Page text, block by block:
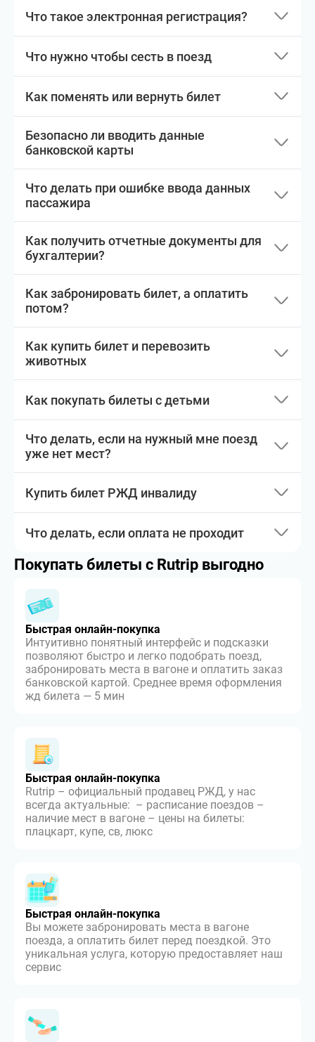
Что такое электронная регистрация?
Что нужно чтобы сесть в поезд
Как поменять или вернуть билет
Безопасно ли вводить данные
банковской карты
Что делать при ошибке ввода данных
пассажира
Как получить отчетные документы для
бухгалтерии?
Как забронировать билет, а оплатить
потом?
Как купить билет и перевозить
животных
Как покупать билеты с детьми
Что делать, если на нужный мне поезд
уже нет мест?
Купить билет РЖД инвалиду
Что делать, если оплата не проходит
Покупать билеты с Rutrip выгодно
Быстрая онлайн-покупка
Интуитивно понятный интерфейс и подсказки
позволяют быстро и легко подобрать поезд,
забронировать места в вагоне и оплатить заказ
банковской картой. Среднее время оформления
жд билета — 5 мин
Быстрая онлайн-покупка
Rutrip – официальный продавец РЖД, у нас
всегда актуальные: – расписание поездов –
наличие мест в вагоне – цены на билеты:
плацкарт, купе, св, люкс
Быстрая онлайн-покупка
Вы можете забронировать места в вагоне
поезда, а оплатить билет перед поездкой. Это
уникальная услуга, которую предоставляет наш
сервис